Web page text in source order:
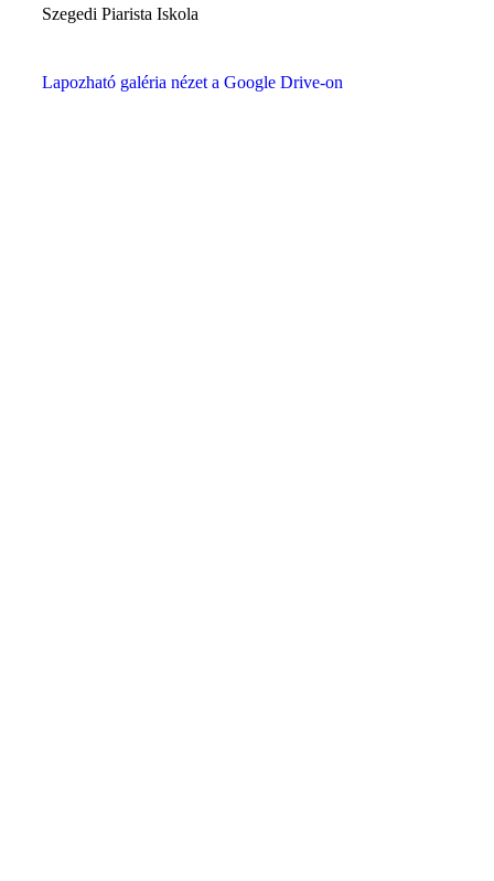
Szegedi Piarista Iskola
Lapozható galéria nézet a Google Drive-on